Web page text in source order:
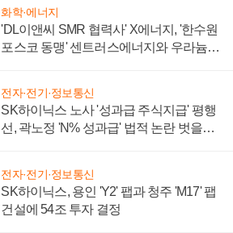
화학·에너지
'DL이앤씨 SMR 협력사' X에너지, '한수원
포스코 동맹' 센트러스에너지와 우라늄
전자·전기·정보통신
SK하이닉스 노사 '성과급 주식지급' 평행
선, 곽노정 'N% 성과급' 법적 논란 벗을지
전자·전기·정보통신
SK하이닉스, 용인 'Y2' 팹과 청주 'M17' 팹
건설에 54조 투자 결정